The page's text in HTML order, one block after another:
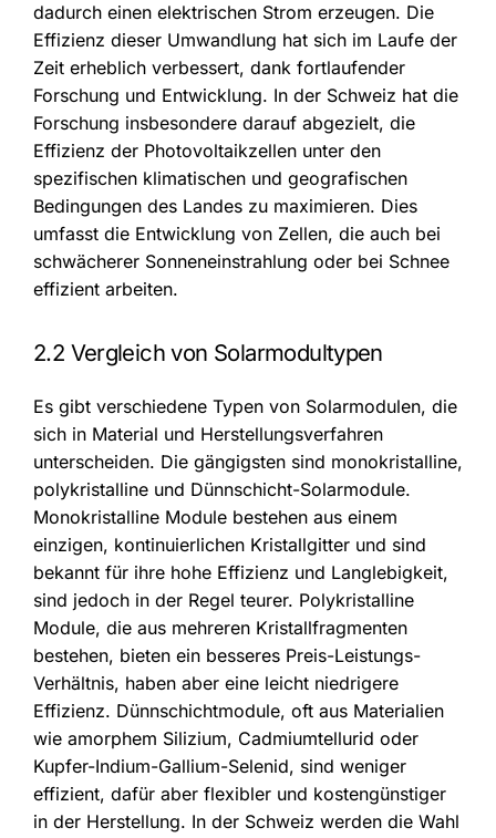
dadurch einen elektrischen Strom erzeugen. Die
Effizienz dieser Umwandlung hat sich im Laufe der
Zeit erheblich verbessert, dank fortlaufender
Forschung und Entwicklung. In der Schweiz hat die
Forschung insbesondere darauf abgezielt, die
Effizienz der Photovoltaikzellen unter den
spezifischen klimatischen und geografischen
Bedingungen des Landes zu maximieren. Dies
umfasst die Entwicklung von Zellen, die auch bei
schwächerer Sonneneinstrahlung oder bei Schnee
effizient arbeiten.
2.2 Vergleich von Solarmodultypen
Es gibt verschiedene Typen von Solarmodulen, die
sich in Material und Herstellungsverfahren
unterscheiden. Die gängigsten sind monokristalline,
polykristalline und Dünnschicht-Solarmodule.
Monokristalline Module bestehen aus einem
einzigen, kontinuierlichen Kristallgitter und sind
bekannt für ihre hohe Effizienz und Langlebigkeit,
sind jedoch in der Regel teurer. Polykristalline
Module, die aus mehreren Kristallfragmenten
bestehen, bieten ein besseres Preis-Leistungs-
Verhältnis, haben aber eine leicht niedrigere
Effizienz. Dünnschichtmodule, oft aus Materialien
wie amorphem Silizium, Cadmiumtellurid oder
Kupfer-Indium-Gallium-Selenid, sind weniger
effizient, dafür aber flexibler und kostengünstiger
in der Herstellung. In der Schweiz werden die Wahl